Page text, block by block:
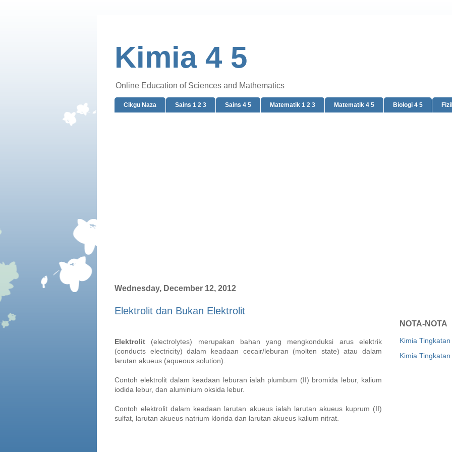
Kimia 4 5
Online Education of Sciences and Mathematics
Cikgu Naza Sains 1 2 3 Sains 4 5 Matematik 1 2 3 Matematik 4 5 Biologi 4 5
Wednesday, December 12, 2012
Elektrolit dan Bukan Elektrolit
Elektrolit (electrolytes) merupakan bahan yang mengkonduksi arus elektrik
(conducts electricity) dalam keadaan cecair/leburan (molten state) atau dalam
larutan akueus (aqueous solution).
Contoh elektrolit dalam keadaan leburan ialah plumbum (II) bromida lebur, kalium
iodida lebur, dan aluminium oksida lebur.
Contoh elektrolit dalam keadaan larutan akueus ialah larutan akueus kuprum (II)
sulfat, larutan akueus natrium klorida dan larutan akueus kalium nitrat.
NOTA-NOTA
Kimia Tingkatan
Kimia Tingkatan